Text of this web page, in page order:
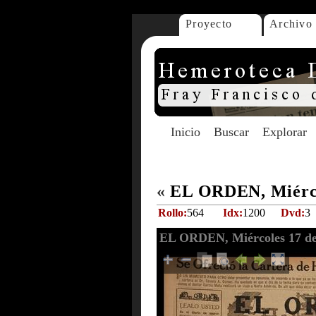
Proyecto Archivo
Inicio Buscar Explorar
« EL ORDEN,
Rollo:564 Idx:1200 Dvd:3
EL ORDEN, Miércoles 17